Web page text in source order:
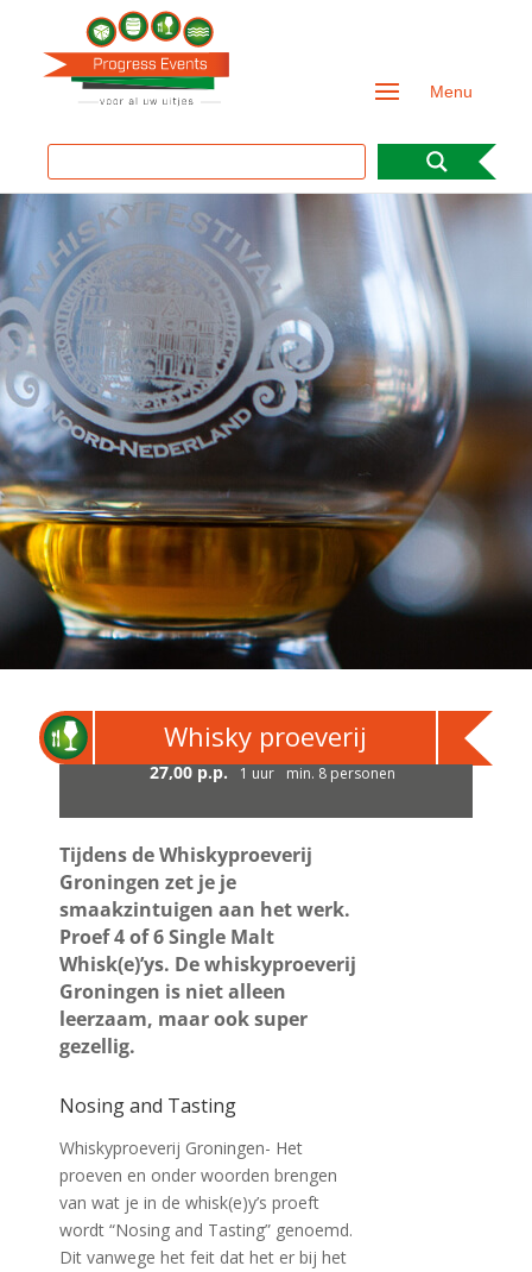
Whisky proeverij
27,00 p.p. 1 uur min. 8 personen
Tijdens de Whiskyproeverij
Groningen zet je je
smaakzintuigen aan het werk.
Proef 4 of 6 Single Malt
Whisk(e)’ys. De whiskyproeverij
Groningen is niet alleen
leerzaam, maar ook super
gezellig.
Nosing and Tasting
Whiskyproeverij Groningen- Het
proeven en onder woorden brengen
van wat je in de whisk(e)y’s proeft
wordt “Nosing and Tasting” genoemd.
Dit vanwege het feit dat het er bij het